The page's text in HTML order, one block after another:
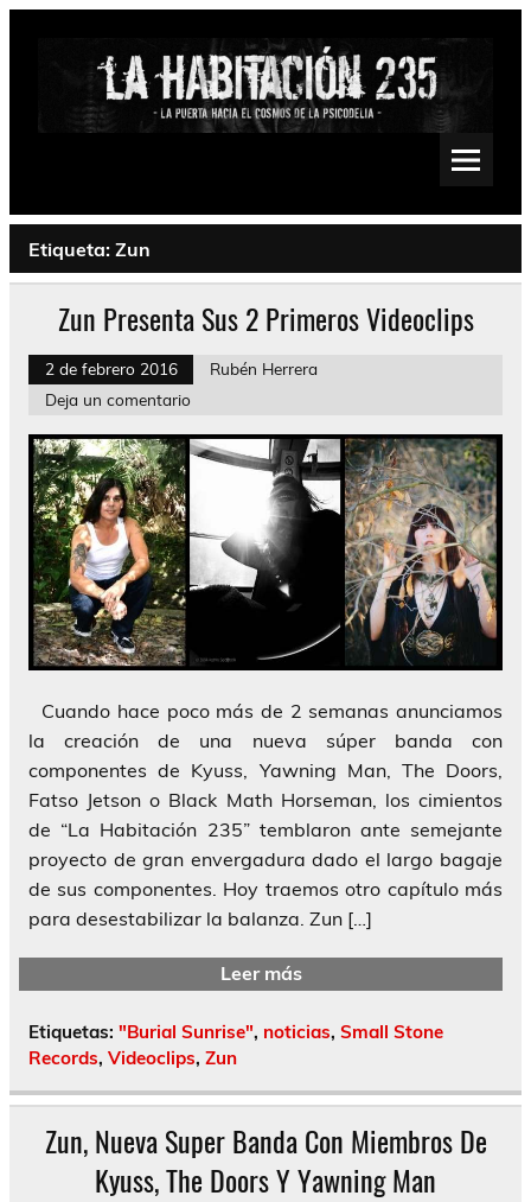
Saltar
Psychedelic, Stoner, Doom, Sludge, Fuzz, Space, Drone
Etiqueta: Zun
Zun Presenta Sus 2 Primeros Videoclips
2 de febrero 2016
Rubén Herrera
Deja un comentario
Cuando hace poco más de 2 semanas anunciamos
la creación de una nueva súper banda con
componentes de Kyuss, Yawning Man, The Doors,
Fatso Jetson o Black Math Horseman, los cimientos
de “La Habitación 235” temblaron ante semejante
proyecto de gran envergadura dado el largo bagaje
de sus componentes. Hoy traemos otro capítulo más
para desestabilizar la balanza. Zun […]
Leer más
Etiquetas: "Burial Sunrise", noticias, Small Stone
Records, Videoclips, Zun
Zun, Nueva Super Banda Con Miembros De
Kyuss, The Doors Y Yawning Man